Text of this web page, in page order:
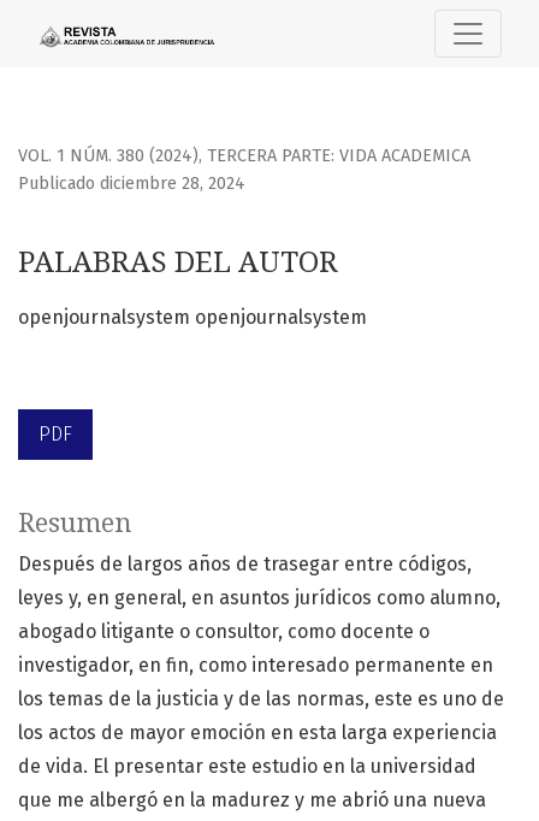
VOL. 1 NÚM. 380 (2024), TERCERA PARTE: VIDA ACADEMICA
PALABRAS DEL AUTOR
Publicado diciembre 28, 2024
openjournalsystem openjournalsystem
PDF
Resumen
Después de largos años de trasegar entre códigos,
leyes y, en general, en asuntos jurídicos como alumno,
abogado litigante o consultor, como docente o
investigador, en fin, como interesado permanente en
los temas de la justicia y de las normas, este es uno de
los actos de mayor emoción en esta larga experiencia
de vida. El presentar este estudio en la universidad
que me albergó en la madurez y me abrió una nueva